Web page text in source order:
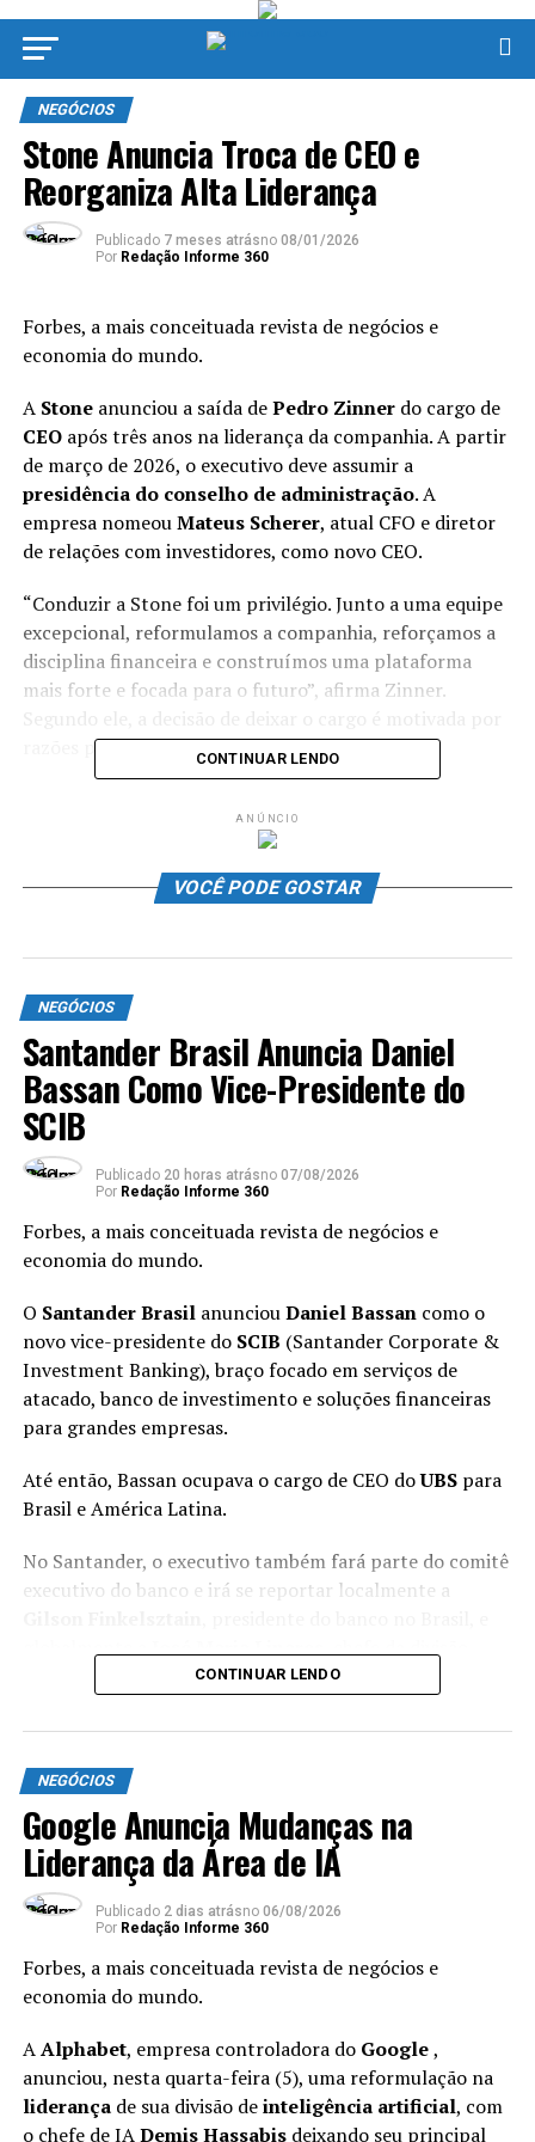
NEGÓCIOS
Stone Anuncia Troca de CEO e
Reorganiza Alta Liderança
Publicado 7 meses atrásno 08/01/2026
Por Redação Informe 360
Forbes, a mais conceituada revista de negócios e
economia do mundo.
A Stoneanunciou a saída dePedro Zinnerdo cargo de
CEOapós três anos na liderança da companhia. A partir
de março de 2026, o executivo deve assumir a
presidência do conselho de administração. A
empresa nomeouMateus Scherer, atual CFO e diretor
de relações com investidores, como novo CEO.
“Conduzir a Stone foi um privilégio. Junto a uma equipe
excepcional, reformulamos a companhia, reforçamos a
disciplina financeira e construímos uma plataforma
mais forte e focada para o futuro”, afirma Zinner.
razões pessoais.
Forbes Mulher
Carreira
Dança das Cadeiras: As
Principais Movimentações
Executivas de 2025
Falta de Apoio das Empresas
Afasta Mulheres da Liderança
CONTINUAR LENDO
ANÚNCIO
VOCÊ PODE GOSTAR
NEGÓCIOS
Santander Brasil Anuncia Daniel
Bassan Como Vice-Presidente do
SCIB
Publicado 20 horas atrásno 07/08/2026
Por Redação Informe 360
Forbes, a mais conceituada revista de negócios e
economia do mundo.
O Santander Brasil anunciouDaniel Bassancomo o
novo vice-presidente do SCIB (Santander Corporate &
Investment Banking), braço focado em serviços de
atacado, banco de investimento e soluções financeiras
para grandes empresas.
Até então, Bassan ocupava o cargo de CEO doUBS para
Brasil e América Latina.
No Santander, o executivo também fará parte do comitê
executivo do banco e irá se reportar localmente a
Bassan se formou em engenharia pelaPUC-Rioe já
passou por empresas como
O executivo assume o cargo no início de 2027. Até lá,
Rafael Kappaz, atual chefe de tesouraria e mercados do
CONTINUAR LENDO
NEGÓCIOS
Google Anuncia Mudanças na
Liderança da Área de IA
Publicado 2 dias atrásno 06/08/2026
Por Redação Informe 360
Forbes, a mais conceituada revista de negócios e
economia do mundo.
AAlphabet, empresa controladora do Google,
anunciou, nesta quarta-feira (5), uma reformulação na
liderança de sua divisão deinteligência artificial, com
o chefe de IADemis Hassabisdeixando seu principal